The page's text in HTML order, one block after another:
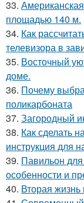
33.
площадью 140 м.
34. Как
телевизора в
35. Восточный
доме.
36. Почему
поликарбоната
37. Загородный
38. Как сделать
инструкция для
39. Павильон
особенности и
40. Вторая жизнь